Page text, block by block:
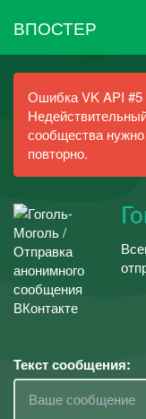
ВПОСТЕР
Ошибка VK API #5
сообщества нужно
повторно.
Текст сообщения: